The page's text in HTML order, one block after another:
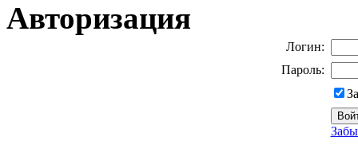
Авторизация
Логин:
Пароль: